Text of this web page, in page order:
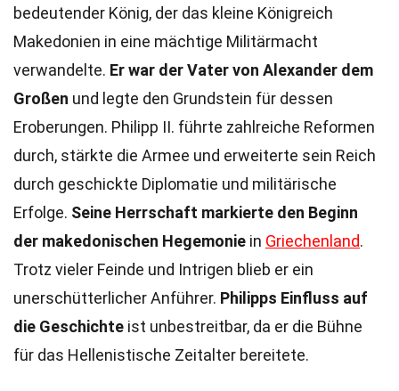
bedeutender König, der das kleine Königreich
Makedonien in eine mächtige Militärmacht
verwandelte. Er war der Vater von Alexander dem
Großen und legte den Grundstein für dessen
Eroberungen. Philipp II. führte zahlreiche Reformen
durch, stärkte die Armee und erweiterte sein Reich
durch geschickte Diplomatie und militärische
Erfolge. Seine Herrschaft markierte den Beginn
der makedonischen Hegemonie in Griechenland.
Trotz vieler Feinde und Intrigen blieb er ein
unerschütterlicher Anführer. Philipps Einfluss auf
die Geschichte ist unbestreitbar, da er die Bühne
für das Hellenistische Zeitalter bereitete.